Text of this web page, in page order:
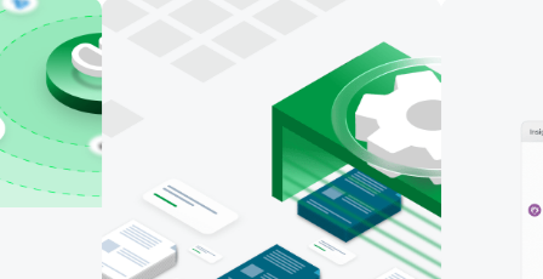
ングエージェントでパイプラインを構築したり、自然
言語で Qlik の AI アシスタントを使用することができ
ます。